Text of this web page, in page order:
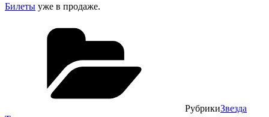
Билеты уже в продаже.
РубрикиЗвезда